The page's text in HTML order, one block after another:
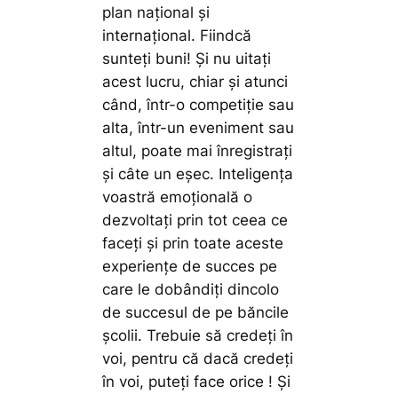
plan național și
internațional. Fiindcă
sunteți buni! Și nu uitați
acest lucru, chiar și atunci
când, într-o competiție sau
alta, într-un eveniment sau
altul, poate mai înregistrați
și câte un eșec. Inteligența
voastră emoțională o
dezvoltați prin tot ceea ce
faceți și prin toate aceste
experiențe de succes pe
care le dobândiți dincolo
de succesul de pe băncile
școlii. Trebuie să credeți în
voi, pentru că dacă credeți
în voi, puteți face orice ! Și